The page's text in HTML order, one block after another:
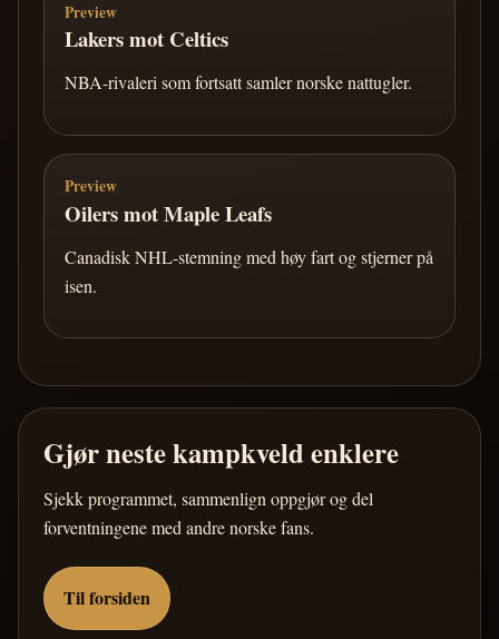
Preview
Lakers mot Celtics
NBA-rivaleri som fortsatt samler norske nattugler.
Preview
Oilers mot Maple Leafs
Canadisk NHL-stemning med høy fart og stjerner på
isen.
Gjør neste kampkveld enklere
Sjekk programmet, sammenlign oppgjør og del
forventningene med andre norske fans.
Til forsiden